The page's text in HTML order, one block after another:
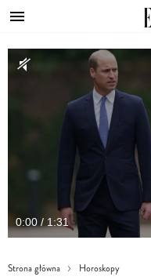
0:00 / 1:31
Strona główna Horoskopy